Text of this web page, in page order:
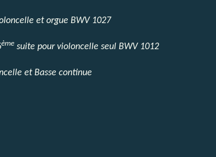
et orgue BWV 1027
ème suite pour violoncelle seul BWV 1012
et Basse continue